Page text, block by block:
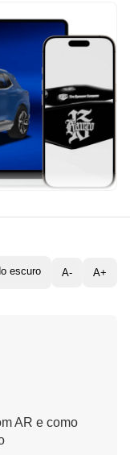
escuro A- A+
AR e como